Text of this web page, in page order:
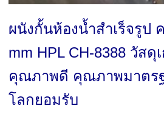
ผนังกั้นห้องน้ำสำเร็จรูป
mm HPL CH-8388 วัสดุ
คุณภาพดี คุณภาพมาตร
โลกยอมรับ